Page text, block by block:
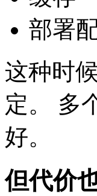
部署
这种时
定。 多
好。
但代价